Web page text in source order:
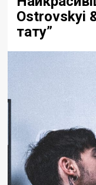
Ostrovskyi
тату”